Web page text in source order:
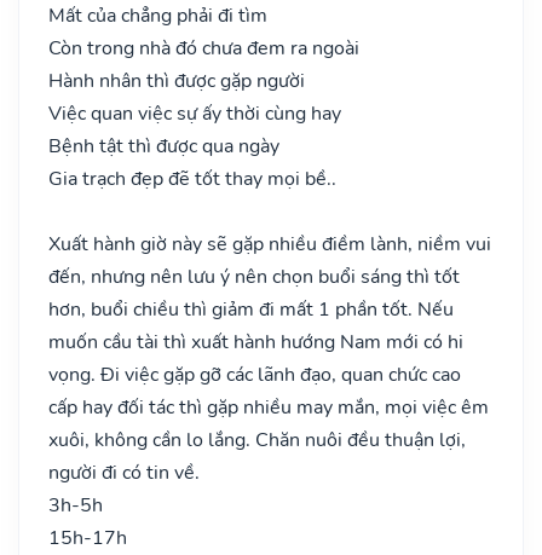
Mất của chẳng phải đi tìm
Còn trong nhà đó chưa đem ra ngoài
Hành nhân thì được gặp người
Việc quan việc sự ấy thời cùng hay
Bệnh tật thì được qua ngày
Gia trạch đẹp đẽ tốt thay mọi bề..
Xuất hành giờ này sẽ gặp nhiều điềm lành, niềm vui
đến, nhưng nên lưu ý nên chọn buổi sáng thì tốt
hơn, buổi chiều thì giảm đi mất 1 phần tốt. Nếu
muốn cầu tài thì xuất hành hướng Nam mới có hi
vọng. Đi việc gặp gỡ các lãnh đạo, quan chức cao
cấp hay đối tác thì gặp nhiều may mắn, mọi việc êm
xuôi, không cần lo lắng. Chăn nuôi đều thuận lợi,
người đi có tin về.
3h-5h
15h-17h